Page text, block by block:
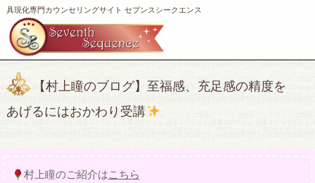
具現化専門カウンセリングサイト セブンスシークエンス
【村上瞳のブログ】至福感、充足感の精度を
あげるにはおかわり受講
村上瞳のご紹介はこちら